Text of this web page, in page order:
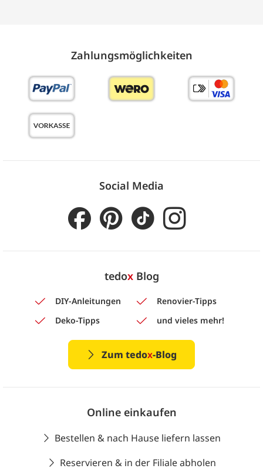
Zahlungs­möglich­keiten
Social Media
tedoxBlog
DIY-Anleitungen
Renovier-Tipps
Deko-Tipps
und vieles mehr!
Zum tedox-Blog
Online einkaufen
Bestellen & nach Hause liefern lassen
Reservieren & in der Filiale abholen